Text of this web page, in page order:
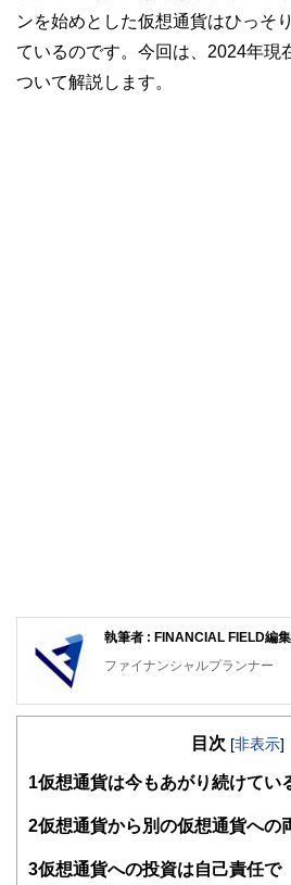
ンを始めとした仮想通貨はひっそ
ているのです。今回は、2024年現
ついて解説します。
執筆者 : FINANCIAL FIELD編
ファイナンシャルプランナー
FinancialField編集部は、金融
知識がない方でも理解できる
得者を中心に「お金や暮らし」
験者で構成され、企画立案から
目次 [非表示]
1 仮想通貨は今もあがり続けてい
2仮想通貨から別の仮想通貨への
3仮想通貨への投資は自己責任で